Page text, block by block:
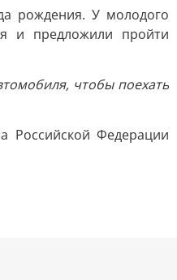
рождения. У молодого
и предложили пройти
чтобы поехать
Российской Федерации